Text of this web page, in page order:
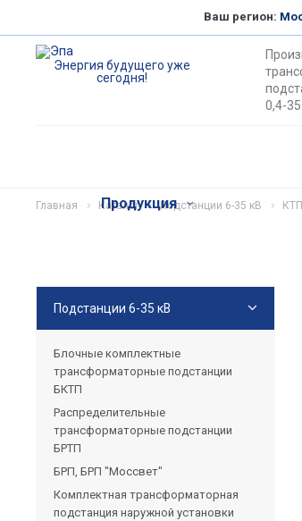
Ваш регион:
Энергия будущего уже
сегодня!
0,4-35
Продукция
Главная Каталог Подстанции 6-35 кВ КТП
Подстанции 6-35 кВ
Блочные комплектные
трансформаторные подстанции
БКТП
Распределительные
трансформаторные подстанции
БРТП
БРП, БРП "Моссвет"
Комплектная трансформаторная
подстанция наружной установки